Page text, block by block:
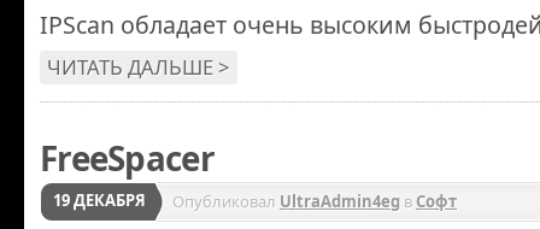
IPScan обладает очень высоким
ЧИТАТЬ ДАЛЬШЕ >
FreeSpacer
19 ДЕКАБРЯ Опубликовал UltraAdmin4eg в Софт